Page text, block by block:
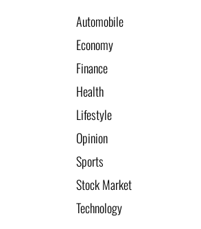
Automobile
Economy
Finance
Health
Lifestyle
Opinion
Sports
Stock Market
Technology